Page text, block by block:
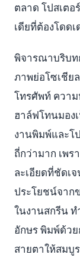
ตลาด โปสเตอ
เดียที่ต้องโดด
พิจารณาบริบท
ภาพย่อโซเชีย
โทรศัพท์ ควา
ฮาล์ฟโทนมอง
งานพิมพ์และโ
ถี่กว่ามาก เพร
ละเอียดที่ชัดเ
ประโยชน์จาก
ในงานสกรีน
อักษร พิมพ์ด้วย
สายตาให้สมบู